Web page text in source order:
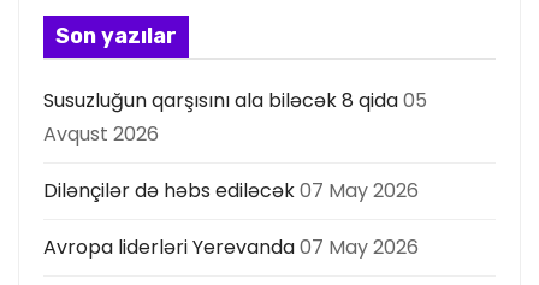
Son yazılar
Susuzluğun qarşısını ala biləcək 8 qida05
Avqust 2026
Dilənçilər də həbs ediləcək07 May 2026
Avropa liderləri Yerevanda07 May 2026